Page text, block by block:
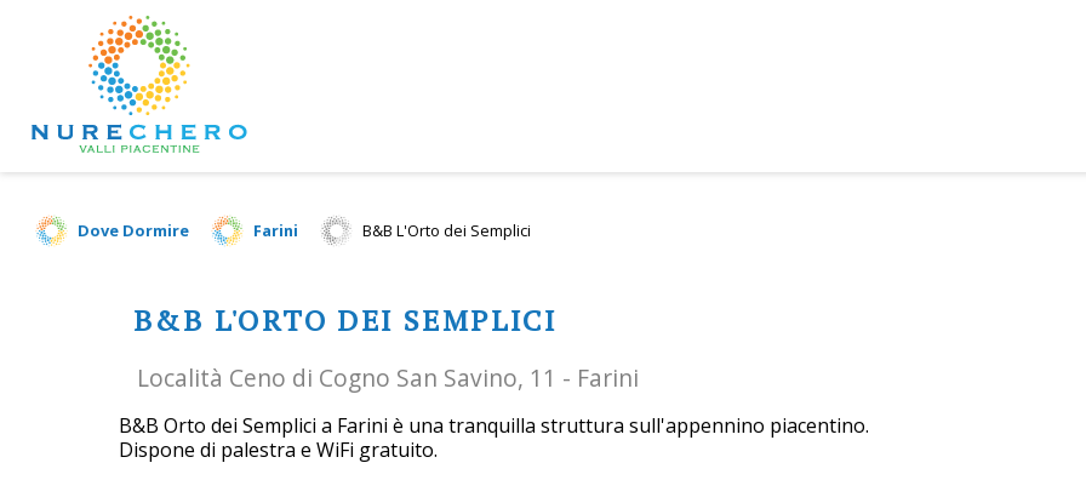
Dove Dormire Farini B&B L'Orto dei Semplici
B&B L'ORTO DEI SEMPLICI
Località Ceno di Cogno San Savino, 11 - Farini
B&B Orto dei Semplici a Farini è una tranquilla struttura sull'appennino piacentino.
Dispone di palestra e WiFi gratuito.